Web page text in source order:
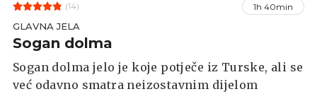
(14) 1h 40min
GLAVNA JELA
Sogan dolma
Sogan dolma jelo je koje potječe iz Turske, ali se
već odavno smatra neizostavnim dijelom